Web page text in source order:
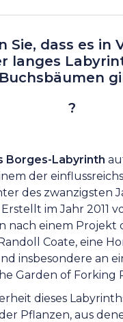
Sie, dass es in
langes
Buchsbäumen
?
Borges-Labyrinth
der
des zwanzigsten
im Jahr 2011
nach einem Projekt
Coate, eine
insbesondere an
Garden of Forking
dieses
Pflanzen, aus